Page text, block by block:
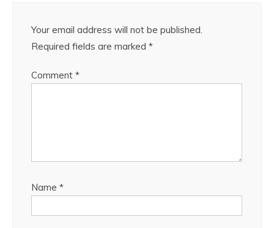
Your email address will not be published.
Required fields are marked *
Comment *
Name *